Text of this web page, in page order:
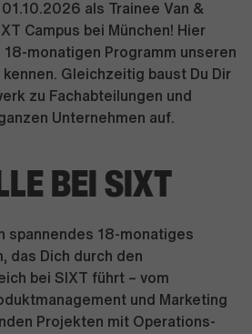
als Trainee Van &
Campus bei München! Hier
18-monatigen Programm unseren
Gleichzeitig baust Du Dir
zu Fachabteilungen und
Unternehmen auf.
BEI SIXT
spannendes 18-monatiges
das Dich durch den
bei SIXT führt – vom
und Marketing
Projekten mit Operations-